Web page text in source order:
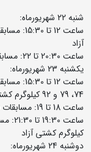
شنبه 22 شهریورماه:
آزاد
ساعت 20:30 تا 22: مسابقات نیمه نهایی اوزان فوق
یکشنبه 23 شهریورماه:
74، 79 و 92 کیلوگرم کشتی آزاد
ساعت 18 تا 19: مسابقات نیمه نهایی اوزان فوق
کیلوگرم کشتی آزاد
دوشنبه 24 شهریورماه: